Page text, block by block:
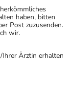
haben, bitten
Post zuzusenden.
wir.
Ihrer Ärztin erhalten